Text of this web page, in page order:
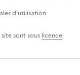
d’utilisation
sont sous licence